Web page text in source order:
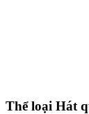
Thể loại Hát